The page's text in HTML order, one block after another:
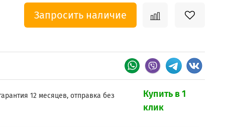
Запросить наличие
12 месяцев, отправка без
Купить в 1
клик